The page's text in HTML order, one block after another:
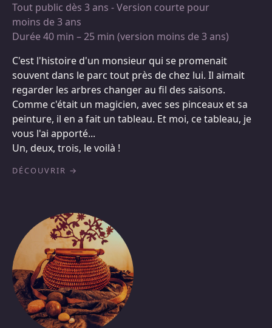
Tout public dès 3 ans - Version courte pour
moins de 3 ans
Durée 40 min – 25 min (version moins de 3 ans)
C'est l'histoire d'un monsieur qui se promenait
souvent dans le parc tout près de chez lui. Il aimait
regarder les arbres changer au fil des saisons.
Comme c'était un magicien, avec ses pinceaux et sa
peinture, il en a fait un tableau. Et moi, ce tableau, je
vous l'ai apporté...
Un, deux, trois, le voilà !
DÉCOUVRIR